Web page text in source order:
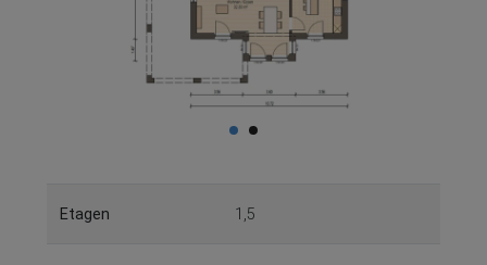
Etagen 1,5